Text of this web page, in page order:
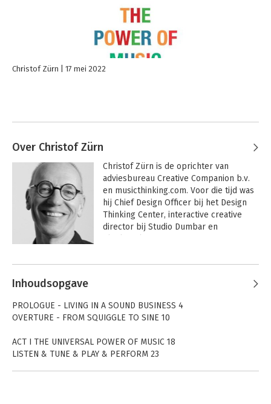
Christof Zürn 17 mei 2022
Over Christof Zürn
Christof Zürn is de oprichter van
adviesbureau Creative Companion b.v.
en musicthinking.com. Voor die tijd was
hij Chief Design Officer bij het Design
Thinking Center, interactive creative
director bij Studio Dumbar en
Christof begeleidt leiders, teams en
creatief leiderschap, merkontwikkeling,
digitalisering en service design voor
vormt mede de basis voor dit creatieve
en praktische managementboek.
Inhoudsopgave
PROLOGUE - LIVING IN A SOUND BUSINESS 4
OVERTURE - FROM SQUIGGLE TO SINE 10
ACT I THE UNIVERSAL POWER OF MUSIC 18
LISTEN & TUNE & PLAY & PERFORM 23